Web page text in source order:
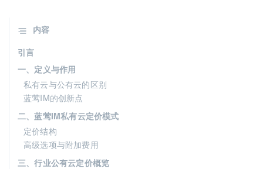
内容
引言
一、定义与作用
私有云与公有云的区别
蓝莺IM的创新点
二、蓝莺IM私有云定价模式
定价结构
高级选项与附加费用
三、行业公有云定价概览